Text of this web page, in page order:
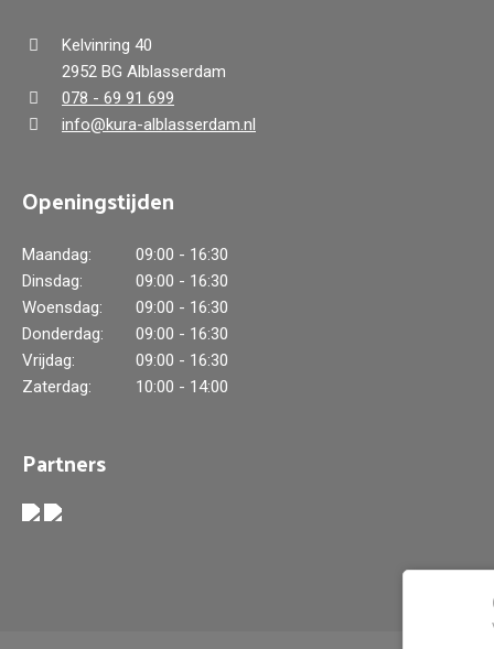
Kelvinring 40
2952 BG Alblasserdam
078 - 69 91 699
info@kura-alblasserdam.nl
Openingstijden
Maandag:
09:00 - 16:30
Dinsdag:
09:00 - 16:30
Woensdag:
09:00 - 16:30
Donderdag:
09:00 - 16:30
Vrijdag:
09:00 - 16:30
Zaterdag:
10:00 - 14:00
Partners